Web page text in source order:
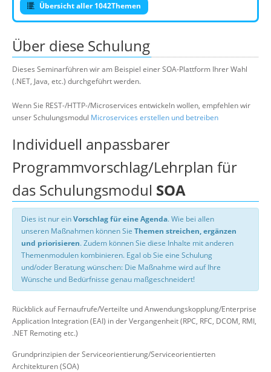
Übersicht aller 1042Themen
Über diese Schulung
Dieses Seminarführen wir am Beispiel einer SOA-Plattform Ihrer Wahl
(.NET, Java, etc.) durchgeführt werden.
Wenn Sie REST-/HTTP-/Microservices entwickeln wollen, empfehlen wir
unser Schulungsmodul Microservices erstellen und betreiben
Individuell anpassbarer
Programmvorschlag/Lehrplan für
das Schulungsmodul SOA
Dies ist nur einVorschlag für eine Agenda. Wie bei allen
unseren Maßnahmen können Sie Themen streichen, ergänzen
und priorisieren. Zudem können Sie diese Inhalte mit anderen
Themenmodulen kombinieren. Egal ob Sie eine Schulung
und/oder Beratung wünschen: Die Maßnahme wird auf Ihre
Wünsche und Bedürfnisse genau maßgeschneidert!
Rückblick auf Fernaufrufe/Verteilte und Anwendungskopplung/Enterprise
Application Integration (EAI) in der Vergangenheit (RPC, RFC, DCOM, RMI,
.NET Remoting etc.)
Grundprinzipien der Serviceorientierung/Serviceorientierten
Architekturen (SOA)